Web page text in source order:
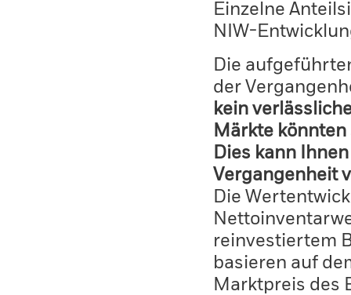
Einzelne
NIW-
Die
der
kein
Märkte
Dies kann
Vergangenheit
Die
reinvestiertem
basieren auf
Marktpreis des